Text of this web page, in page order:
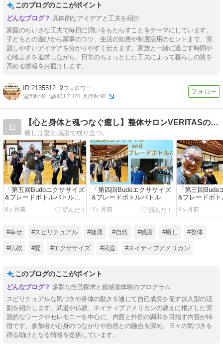
このブログのここがポイント
具体的なアイデアと工夫を紹介
家庭のちいさな工夫で毎日に潤いをもたらすことをテーマにしています。
子どもとの遊びから家事のコツ、生活の知恵や制度活用のヒントまで、実
践しやすいアイデアを分かりやすく伝えます。家族と一緒に過ごす時間や
心地よさを追求しながら、日常のちょっとした工夫によって暮らしの質を
高める情報をお届けします。
2135512 2
週間IN:40 週間OUT:120 月間IN:90
11
【心と身体と魂つなぐ癒し】整体サロンVERITASのブログ
癒しは愛と感謝で成り立つ。
「第五回Budoエクササイズ
&ブレードボトルバトルワ
ークショップ」開催いたし
ました
6ヶ月前
「第四回Budoエクササイズ
&ブレードボトルバトルワ
ークショップ」開催いたし
ました
7ヶ月前
「第三回Budo
&ブレードボ
ークショップ
ました
8ヶ月前
#幸せ #スピリチュアル #健康 #自然 #感謝 #癒し #整体
#仏教 #愛 #エクササイズ #武道 #ネイティブアメリカン
このブログのここがポイント
多彩な自己探求と超感覚体験のプログラム
スピリチュアルな気づきや身体の動きを通じて自己成長を促す加入型の活
動を紹介します。武道や仏教、ネイティブアメリカンの教えに根ざした実
践的なワークやセレモニーを中心に、内面と外側の調和を目指す内容が特
徴です。参加者が心身のつながりや自然との融合を深め、日々の気づきを
得る助けとなる情報を提供しています。